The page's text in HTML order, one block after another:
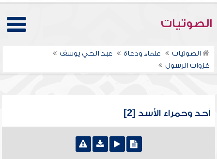
الصوتيات
الصوتيات علماء ودعاة
عبد الحي يوسف
غزوات الرسول
أحد وحمراء الأسد [2]